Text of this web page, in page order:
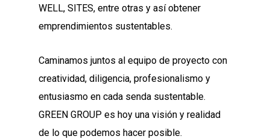
WELL, SITES, entre otras y así obtener
emprendimientos sustentables.
Caminamos juntos al equipo de proyecto con
creatividad, diligencia, profesionalismo y
entusiasmo en cada senda sustentable.
GREEN GROUP es hoy una visión y realidad
de lo que podemos hacer posible.